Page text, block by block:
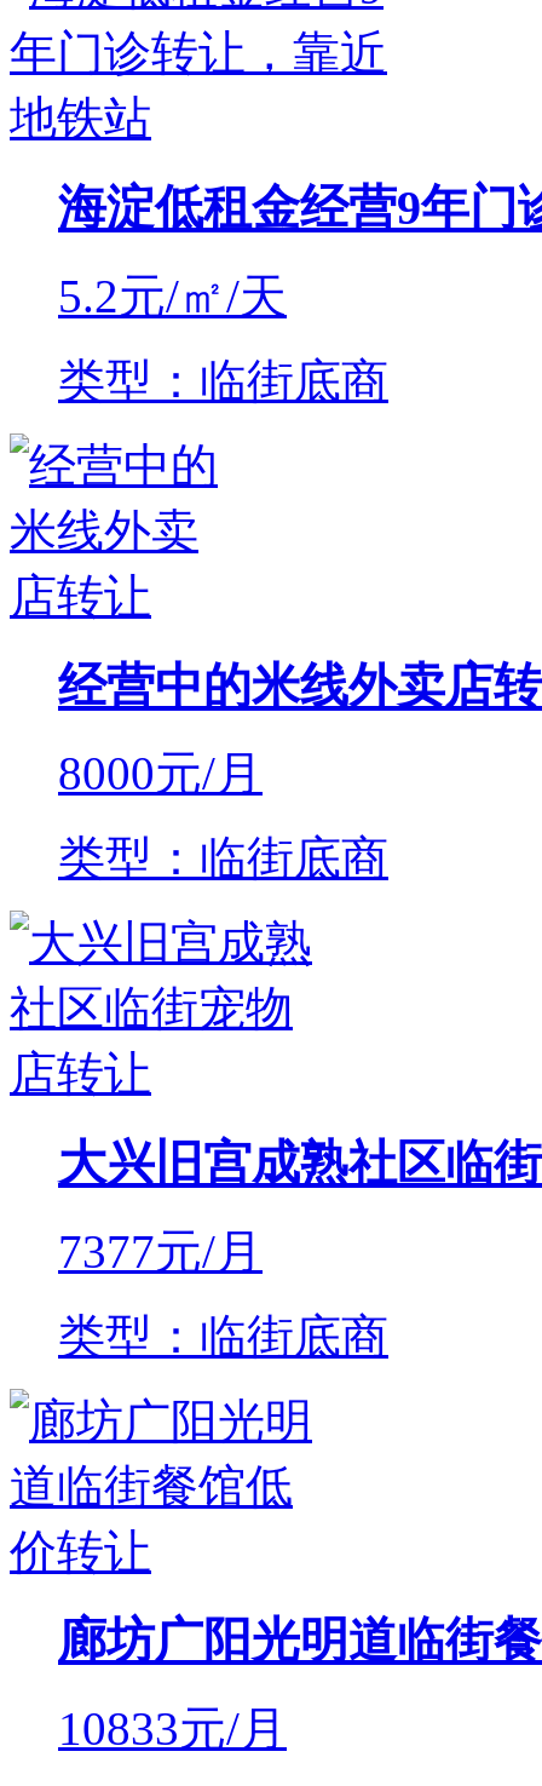
海淀低租金经营9年门
5.2元/㎡/天
类型：临街底商
经营中的米线外卖店
8000元/月
类型：临街底商
大兴旧宫成熟社区临
7377元/月
类型：临街底商
廊坊广阳光明道临街
10833元/月